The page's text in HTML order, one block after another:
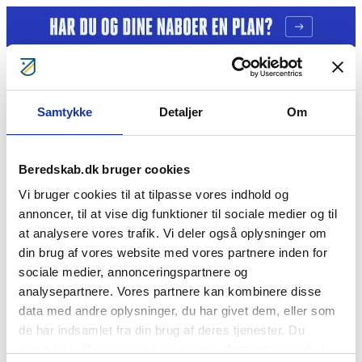
Samtykke Detaljer Om
Beredskab.dk bruger cookies
Vi bruger cookies til at tilpasse vores indhold og
annoncer, til at vise dig funktioner til sociale medier og til
at analysere vores trafik. Vi deler også oplysninger om
din brug af vores website med vores partnere inden for
sociale medier, annonceringspartnere og
analysepartnere. Vores partnere kan kombinere disse
data med andre oplysninger, du har givet dem, eller som
de har indsamlet fra din brug af deres tjenester. Du
Tag ansvar
Bliv Brandmand
Kontakt
Søg
Michael Lassen
Cookie- og privatlivspolitik
BorgerBeredskabet BlivBrandmandNuBlivFrivilligNuFor
medlemmerÅrsberetninger